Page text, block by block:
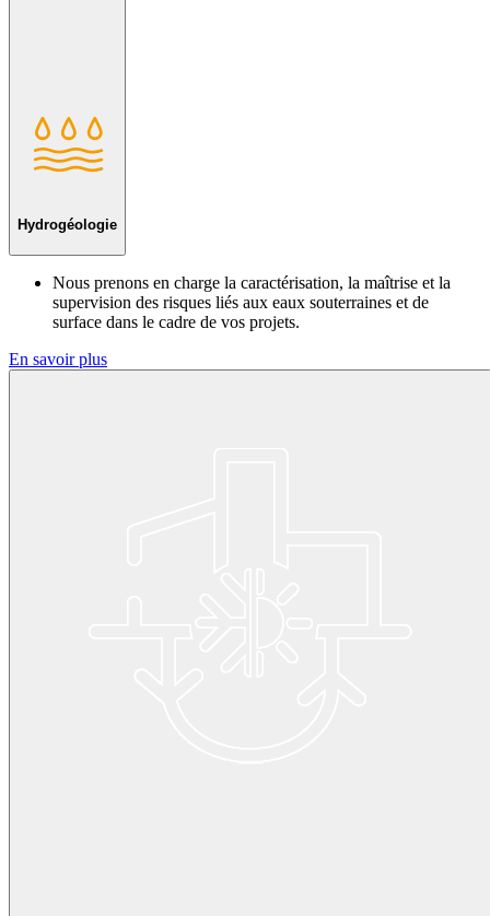
Hydrogéologie
Nous prenons en charge la caractérisation, la maîtrise et la
supervision des risques liés aux eaux souterraines et de
surface dans le cadre de vos projets.
En savoir plus